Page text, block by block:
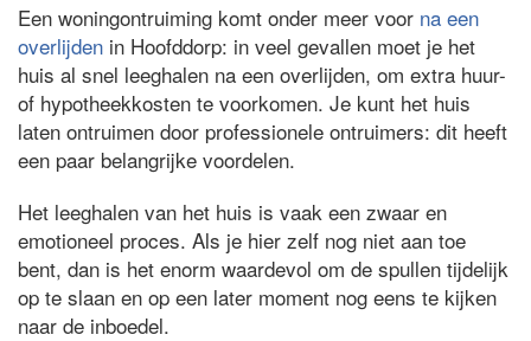
Een woningontruiming komt onder meer voor na een
overlijden in Hoofddorp: in veel gevallen moet je het
huis al snel leeghalen na een overlijden, om extra huur-
of hypotheekkosten te voorkomen. Je kunt het huis
laten ontruimen door professionele ontruimers: dit heeft
een paar belangrijke voordelen.
Het leeghalen van het huis is vaak een zwaar en
emotioneel proces. Als je hier zelf nog niet aan toe
bent, dan is het enorm waardevol om de spullen tijdelijk
op te slaan en op een later moment nog eens te kijken
naar de inboedel.